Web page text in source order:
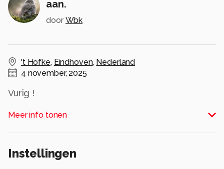
aan.
door Wbk
't Hofke, Eindhoven, Nederland
4 november, 2025
Vurig !
Alle rechten voorbehouden
Meer info tonen
Instellingen